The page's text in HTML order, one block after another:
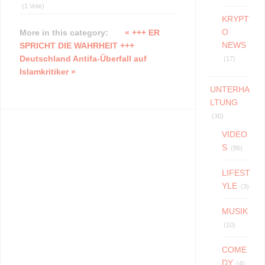
(1 Vote)
More in this category:
« +++ ER
SPRICHT DIE WAHRHEIT +++
Deutschland Antifa-Überfall auf
Islamkritiker »
KRYPT
O
NEWS
(17)
UNTERHA
LTUNG
(30)
VIDEO
S
(86)
LIFEST
YLE
(3)
MUSIK
(10)
COME
DY
(4)